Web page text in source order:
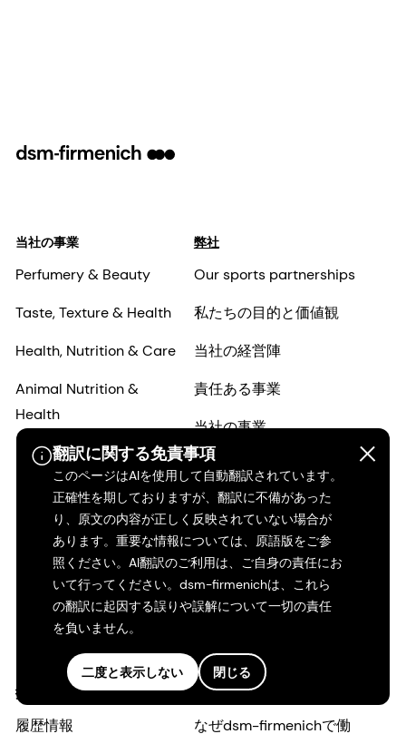
翻訳に関する免責事項
このページはAIを使用して自動翻訳されています。
正確性を期しておりますが、翻訳に不備があった
り、原文の内容が正しく反映されていない場合が
あります。重要な情報については、原語版をご参
照ください。AI翻訳のご利用は、ご自身の責任にお
いて行ってください。dsm-firmenichは、これら
の翻訳に起因する誤りや誤解について一切の責任
を負いません。
二度と表示しない 閉じる
当社の事業
Perfumery & Beauty
Taste, Texture & Health
Health, Nutrition & Care
Animal Nutrition &
Health
弊社
Our sports partnerships
私たちの目的と価値観
当社の経営陣
責任ある事業
当社の事業
科学と研究
ニュース
当社の拠点
ベンチャー
サプライヤー
お問い合せ
投資家
履歴情報
採用情報
なぜdsm-firmenichで働